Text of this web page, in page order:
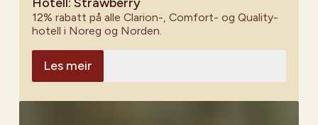
12% rabatt på alle Clarion-, Comfort- og Quality-
hotell i Noreg og Norden.
Les meir